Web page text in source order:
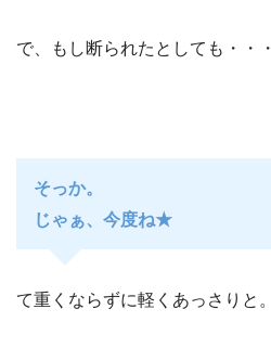
で、もし断られたとしても・・・
そっか。
じゃぁ、今度ね★
て重くならずに軽くあっさりと。